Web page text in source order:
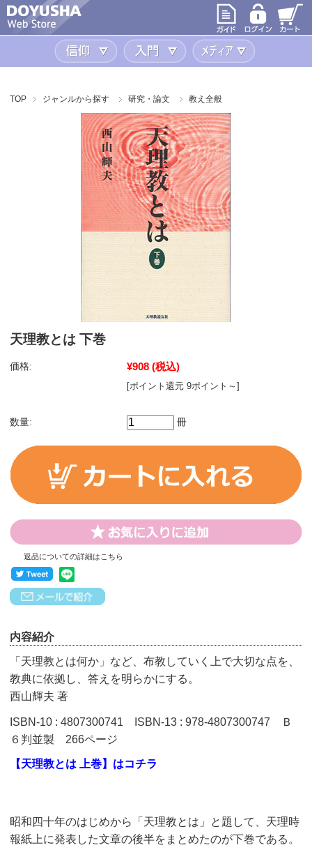
信仰 入門
TOP ジャンルから探す 研究・論文 教え全般
天理教とは 下巻
価格: ¥908 (税込)
[ポイント還元 9ポイント～]
数量: 冊
返品についての詳細はこちら
内容紹介
「天理教とは何か」など、布教していく上で大切な点を、
教典に依拠し、答えを明らかにする。
西山輝夫 著
ISBN-10 : 4807300741 ISBN-13 : 978-4807300747 Ｂ
６判並製 266ページ
【天理教とは 上巻】はコチラ
昭和四十年のはじめから「天理教とは」と題して、天理時
報紙上に発表した文章の後半をまとめたのが下巻である。